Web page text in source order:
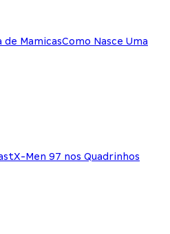
de MamicasComo Nasce Uma
X-Men 97 nos Quadrinhos